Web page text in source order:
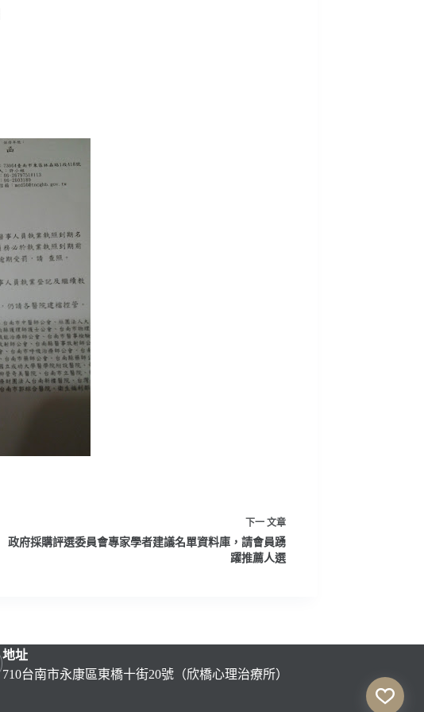
下一 文章
政府採購評選委員會專家學者建議名單資料庫，請會員踴
躍推薦人選
地址
710台南市永康區東橋十街20號（欣橋心理治療所）